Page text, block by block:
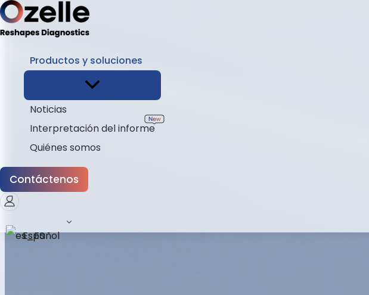
Productos y soluciones
Noticias
Interpretación del informe
Quiénes somos
Contáctenos
Español
Inicio EHBT-50